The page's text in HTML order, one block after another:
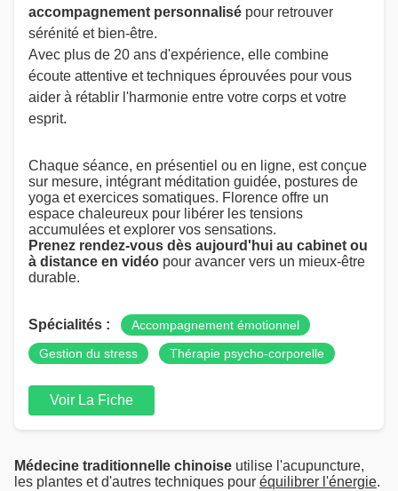
accompagnement personnalisé pour retrouver
sérénité et bien-être.
Avec plus de 20 ans d'expérience, elle combine
écoute attentive et techniques éprouvées pour vous
aider à rétablir l'harmonie entre votre corps et votre
esprit.
Chaque séance, en présentiel ou en ligne, est conçue
sur mesure, intégrant méditation guidée, postures de
yoga et exercices somatiques. Florence offre un
espace chaleureux pour libérer les tensions
accumulées et explorer vos sensations.
Prenez rendez-vous dès aujourd'hui au cabinet ou
à distance en vidéo pour avancer vers un mieux-être
durable.
Spécialités :
Accompagnement émotionnel
Gestion du stress
Thérapie psycho-corporelle
Voir La Fiche
Médecine traditionnelle chinoise utilise l'acupuncture,
les plantes et d'autres techniques pour équilibrer l'énergie.